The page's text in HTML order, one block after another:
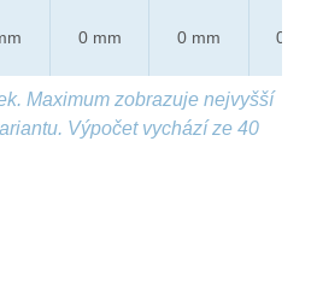
0 mm 0 mm 0 mm
Maximum zobrazuje nejvyšší
Výpočet vychází ze 40